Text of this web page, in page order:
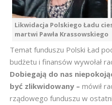
Likwidacja Polskiego Ładu
martwi Pawła Krassowskiego
Temat funduszu Polski Ład
budżetu i finansów wywołał
Dobiegają do nas
być zlikwidowany – mówił
rządowego funduszu w